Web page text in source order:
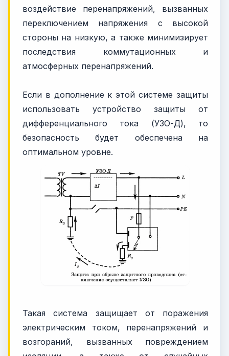
воздействие перенапряжений, вызванных
переключением напряжения с высокой
стороны на низкую, а также минимизирует
последствия коммутационных и
атмосферных перенапряжений.
Если в дополнение к этой системе защиты
использовать устройство защиты от
дифференциального тока (УЗО-Д), то
безопасность будет обеспечена на
оптимальном уровне.
Такая система защищает от поражения
электрическим током, перенапряжений и
возгораний, вызванных повреждением